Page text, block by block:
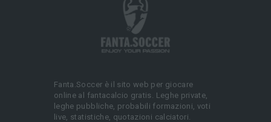
Fanta.Soccer è il sito web per giocare
online al fantacalcio gratis. Leghe private,
leghe pubbliche, probabili formazioni, voti
live, statistiche, quotazioni calciatori.